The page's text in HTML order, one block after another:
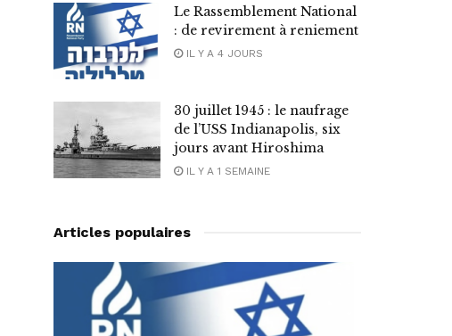
Le Rassemblement National
: de revirement à reniement
IL Y A 4 JOURS
30 juillet 1945 : le naufrage
de l’USS Indianapolis, six
jours avant Hiroshima
IL Y A 1 SEMAINE
Articles populaires